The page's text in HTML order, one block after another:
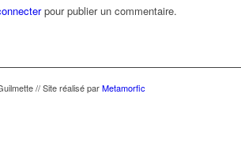
pour publier un commentaire.
// Site réalisé parMetamorfic